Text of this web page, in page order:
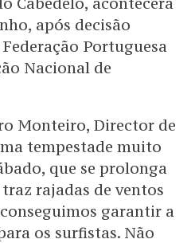
após decisão
Portuguesa
Nacional de
Monteiro, Director de
tempestade muito
que se prolonga
rajadas de ventos
garantir a
os surfistas. Não